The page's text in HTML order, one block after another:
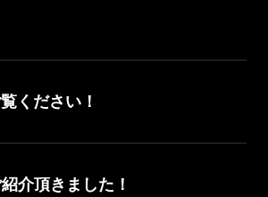
ください！
介頂きました！